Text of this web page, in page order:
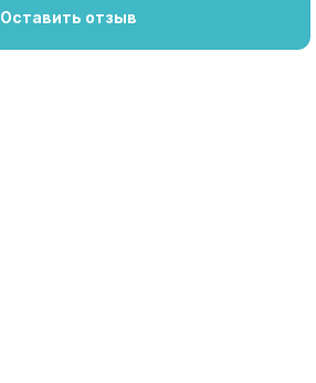
Оставить отзыв